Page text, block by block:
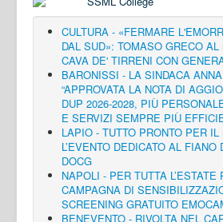
CULTURA - «FERMARE
DAL SUD»: TOMASO GRECO
CAVA DE' TIRRENI CON
BARONISSI - LA SINDACA
“APPROVATA LA NOTA DI
DUP 2026-2028, PIÙ
E SERVIZI SEMPRE PIÙ
LAPIO - TUTTO PRONTO PER IL
L’EVENTO DEDICATO AL FIANO
DOCG
NAPOLI - PER TUTTA
CAMPAGNA DI
SCREENING GRATUITO
BENEVENTO - RIVOLTA NEL